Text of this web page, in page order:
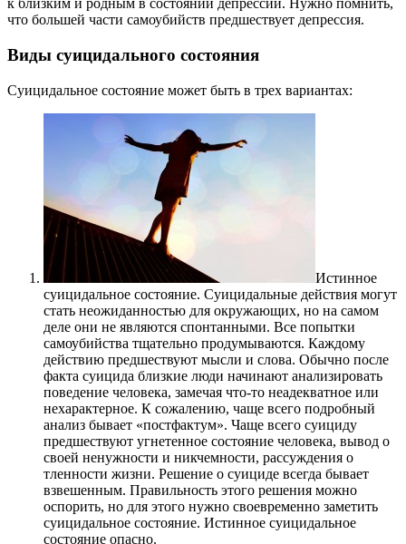
к близким и родным в состоянии депрессии. Нужно помнить,
что большей части самоубийств предшествует депрессия.
Виды суицидального состояния
Суицидальное состояние может быть в трех вариантах:
Истинное
суицидальное состояние. Суицидальные действия могут
стать неожиданностью для окружающих, но на самом
деле они не являются спонтанными. Все попытки
самоубийства тщательно продумываются. Каждому
действию предшествуют мысли и слова. Обычно после
факта суицида близкие люди начинают анализировать
поведение человека, замечая что-то неадекватное или
нехарактерное. К сожалению, чаще всего подробный
анализ бывает «постфактум». Чаще всего суициду
предшествуют угнетенное состояние человека, вывод о
своей ненужности и никчемности, рассуждения о
тленности жизни. Решение о суициде всегда бывает
взвешенным. Правильность этого решения можно
оспорить, но для этого нужно своевременно заметить
суицидальное состояние. Истинное суицидальное
состояние опасно.